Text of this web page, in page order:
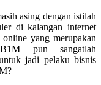
asing dengan istilah
di kalangan internet
yang merupakan
pun sangatlah
jadi pelaku bisnis